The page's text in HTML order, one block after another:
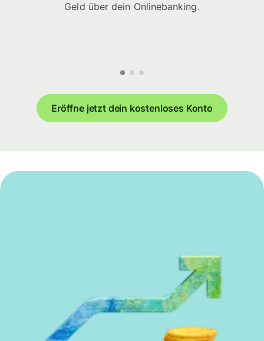
Geld über dein Onlinebanking.
Eröffne jetzt dein kostenloses Konto